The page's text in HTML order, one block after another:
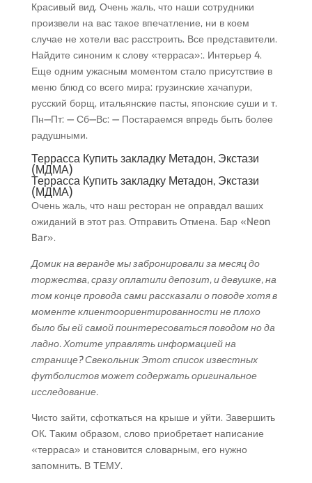
Красивый вид. Очень жаль, что наши сотрудники
произвели на вас такое впечатление, ни в коем
случае не хотели вас расстроить. Все представители.
Найдите синоним к слову «терраса»:. Интерьер 4.
Еще одним ужасным моментом стало присутствие в
меню блюд со всего мира: грузинские хачапури,
русский борщ, итальянские пасты, японские суши и т.
Пн—Пт: — Сб—Вс: — Постараемся впредь быть более
радушными.
Террасса Купить закладку Метадон, Экстази
(МДМА)
Террасса Купить закладку Метадон, Экстази
(МДМА)
Очень жаль, что наш ресторан не оправдал ваших
ожиданий в этот раз. Отправить Отмена. Бар «Neon
Bar».
Домик на веранде мы забронировали за месяц до
торжества, сразу оплатили депозит, и девушке, на
том конце провода сами рассказали о поводе хотя в
моменте клиентоориентированности не плохо
было бы ей самой поинтересоваться поводом но да
ладно. Хотите управлять информацией на
странице? Свекольник Этот список известных
футболистов может содержать оригинальное
исследование.
Чисто зайти, сфоткаться на крыше и уйти. Завершить
ОК. Таким образом, слово приобретает написание
«терраса» и становится словарным, его нужно
запомнить. В ТЕМУ.